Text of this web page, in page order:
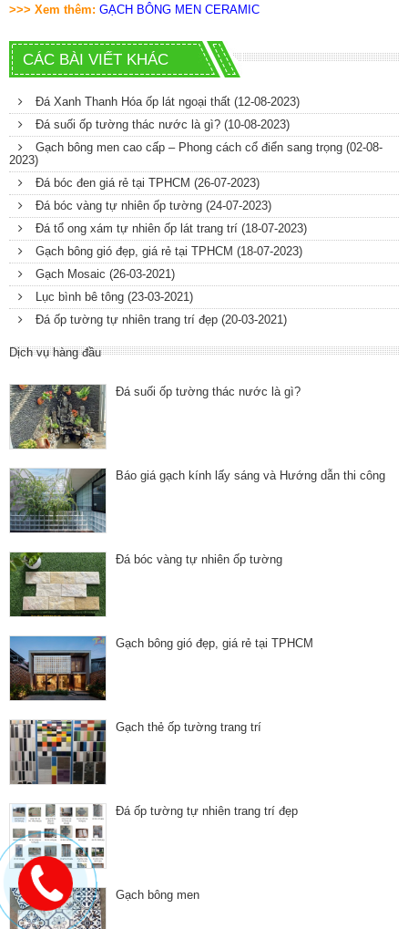
>>> Xem thêm: GẠCH BÔNG MEN CERAMIC
CÁC BÀI VIẾT KHÁC
Đá Xanh Thanh Hóa ốp lát ngoại thất (12-08-2023)
Đá suối ốp tường thác nước là gì? (10-08-2023)
Gạch bông men cao cấp – Phong cách cổ điển sang trọng (02-08-
2023)
Đá bóc đen giá rẻ tại TPHCM (26-07-2023)
Đá bóc vàng tự nhiên ốp tường (24-07-2023)
Đá tổ ong xám tự nhiên ốp lát trang trí (18-07-2023)
Gạch bông gió đẹp, giá rẻ tại TPHCM (18-07-2023)
Gạch Mosaic (26-03-2021)
Lục bình bê tông (23-03-2021)
Đá ốp tường tự nhiên trang trí đẹp (20-03-2021)
Dịch vụ hàng đầu
Đá suối ốp tường thác nước là gì?
Báo giá gạch kính lấy sáng và Hướng dẫn thi công
Đá bóc vàng tự nhiên ốp tường
Gạch bông gió đẹp, giá rẻ tại TPHCM
Gạch thẻ ốp tường trang trí
Đá ốp tường tự nhiên trang trí đẹp
Gạch bông men